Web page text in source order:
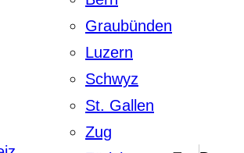
Graubünden
Luzern
Schwyz
St. Gallen
Zug